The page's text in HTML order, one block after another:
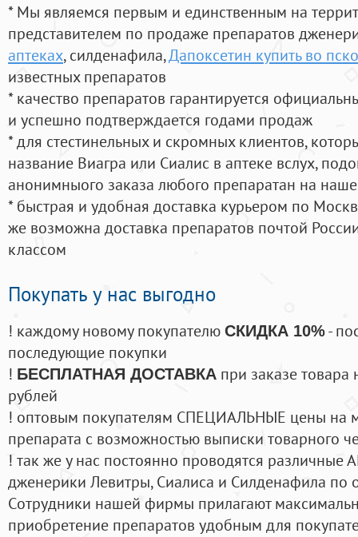
* Мы являемся первым и единственным на
представителем по продаже препаратов
аптеках, силденафила,Дапоксетин купить во
известных препаратов
* качество препаратов гарантируется
и успешно подтверждается годами продаж
* для стестинельных и скромных клиентов,
название Виагра или Сиалис в аптеке вслух,
анонимныого заказа любого препаратан на
* быстрая и удобная доставка курьером по
же возможна доставка препаратов почтой
классом
Покупать у нас выгодно
! каждому новому покупателю СКИДКА 10%-
последующие покупки
! БЕСПЛАТНАЯ ДОСТАВКА при заказе
рублей
! оптовым покупателям СПЕЦИАЛЬНЫЕ цены на
препарата с возможностью выписки товарного
! так же у нас постоянно проводятся
дженерики Левитры, Сиалиса и Силденафила по
Cотрудники нашей фирмы прилагают
приобретение препаратов удобным для